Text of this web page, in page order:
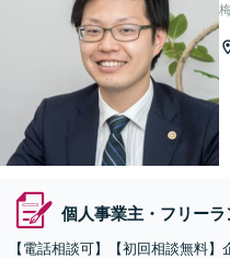
個人事業主・フリーラ
【電話相談可】【初回相談無料